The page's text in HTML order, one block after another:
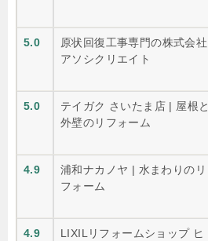
5.0
原状回復工事専門の株式会社
アソシクリエイト
5.0
テイガク さいたま店 | 屋根と
外壁のリフォーム
4.9
浦和ナカノヤ | 水まわりのリ
フォーム
4.9
LIXILリフォームショップ ヒ